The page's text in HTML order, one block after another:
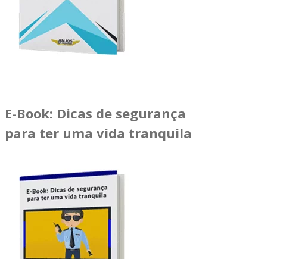
E-Book: Dicas de segurança
para ter uma vida tranquila